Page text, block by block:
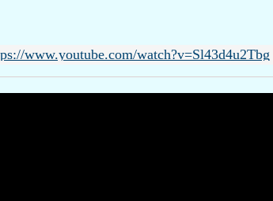
www.youtube.com/watch?v=Sl43d4u2Tbg